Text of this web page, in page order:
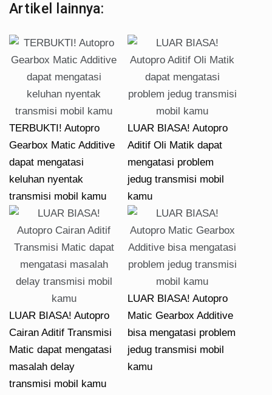
Artikel lainnya:
TERBUKTI! Autopro
Gearbox Matic Additive
dapat mengatasi
keluhan nyentak
transmisi mobil kamu
LUAR BIASA! Autopro
Aditif Oli Matik dapat
mengatasi problem
jedug transmisi mobil
kamu
LUAR BIASA! Autopro
Cairan Aditif Transmisi
Matic dapat mengatasi
masalah delay
transmisi mobil kamu
LUAR BIASA! Autopro
Matic Gearbox Additive
bisa mengatasi problem
jedug transmisi mobil
kamu